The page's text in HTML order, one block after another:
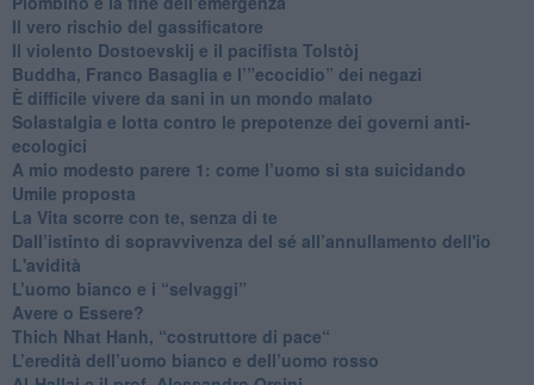
​Il vero rischio del gassificatore
​Il violento Dostoevskij e il pacifista Tolstòj
​Buddha, Franco Basaglia e l’”ecocidio” dei negazi
​È difficile vivere da sani in un mondo malato
Solastalgia e lotta contro le prepotenze dei governi anti-
ecologici
​A mio modesto parere 1: come l’uomo si sta suicidando
​Umile proposta
​La Vita scorre con te, senza di te
​Dall’istinto di sopravvivenza del sé all’annullamento dell'io
L'avidità
​L’uomo bianco e i “selvaggi”
​Avere o Essere?
​Thich Nhat Hanh, “costruttore di pace“
​L’eredità dell’uomo bianco e dell’uomo rosso